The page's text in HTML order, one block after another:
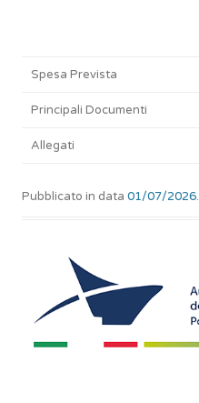
Spesa Prevista
Principali Documenti
Allegati
Pubblicato in data 01/07/2026.